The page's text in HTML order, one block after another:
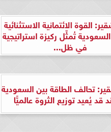
القوة الائتمانية الاستثنائية
تُمثِّل ركيزة استراتيجية
في ظل...
تحالف الطاقة بين السعودية
قد يُعيد توزيع الثروة عالميًّا